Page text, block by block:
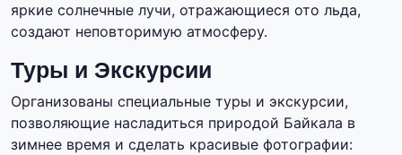
яркие солнечные лучи, отражающиеся ото льда,
создают неповторимую атмосферу.
Туры и Экскурсии
Организованы специальные туры и экскурсии,
позволяющие насладиться природой Байкала в
зимнее время и сделать красивые фотографии: